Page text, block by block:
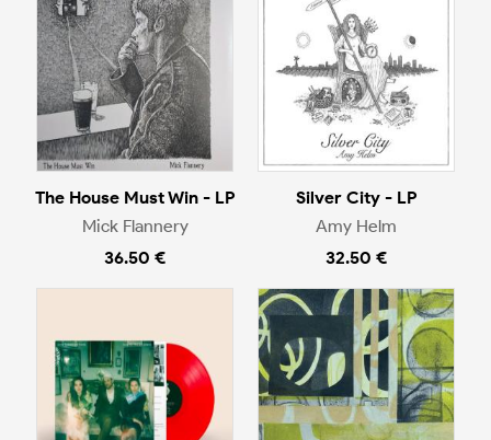
The House Must Win - LP
Mick Flannery
36.50 €
Silver City - LP
Amy Helm
32.50 €